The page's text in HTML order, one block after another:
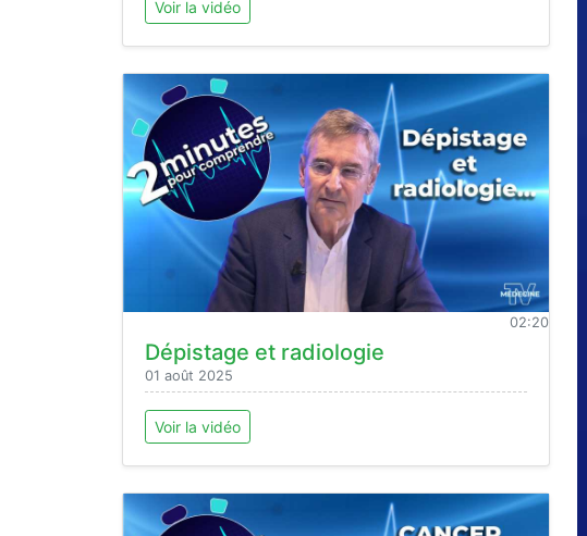
Voir la vidéo
02:20
Dépistage et radiologie
01 août 2025
Voir la vidéo